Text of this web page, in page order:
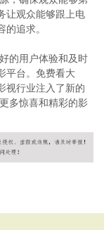
让观众能够跟上电
追求。
的用户体验和及时
平台。免费看大
视行业注入了新的
多惊喜和精彩的影